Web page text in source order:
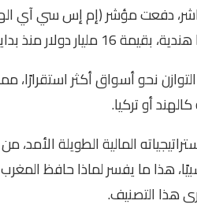
منذ بداية 2025.
نحو أسواق أكثر
أو تركيا.
المالية الطويلة
هذا ما يفسر لماذا حافظ
هذا التصنيف.